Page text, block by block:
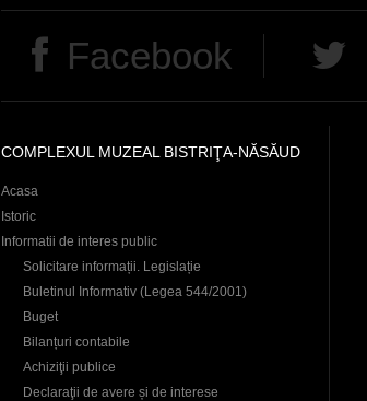
e
r
e
Facebook
COMPLEXUL MUZEAL BISTRIŢA-NĂSĂUD
Acasa
Istoric
Informatii de interes public
Solicitare informații. Legislație
Buletinul Informativ (Legea 544/2001)
Buget
Bilanțuri contabile
Achiziţii publice
Declaraţii de avere și de interese